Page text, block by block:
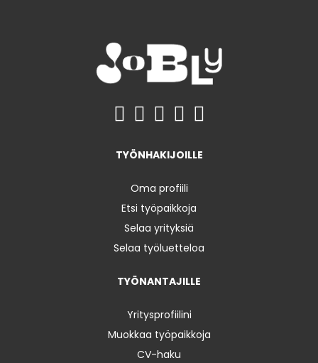
TYÖNHAKIJOILLE
Oma profiili
Etsi työpaikkoja
Selaa yrityksiä
Selaa työluetteloa
TYÖNANTAJILLE
Yritysprofiilini
Muokkaa työpaikkoja
CV-haku